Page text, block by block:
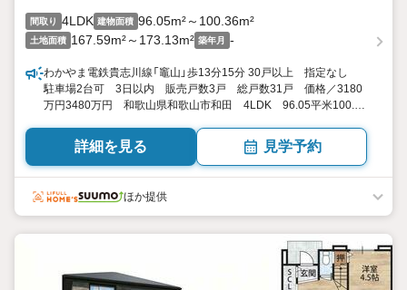
間取り 4LDK 建物面積 96.05m²～100.36m²
土地面積 167.59m²～173.13m² 築年月 -
わかやま電鉄貴志川線「竈山」歩13分15分 30戸以上 指定なし
駐車場2台可 3日以内 販売戸数3戸 総戸数31戸 価格／3180
万円3480万円 和歌山県和歌山市和田 4LDK 96.05平米100.36
詳細を見る 見学予約
ほか提供